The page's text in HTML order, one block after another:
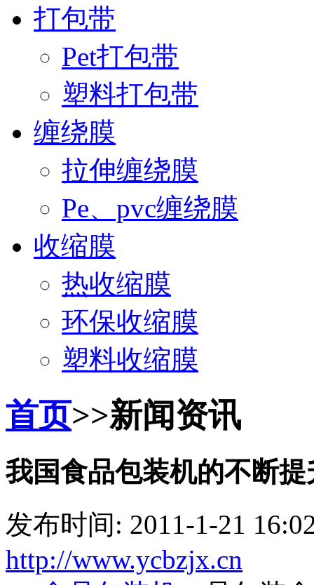
打包带
Pet打包带
塑料打包带
缠绕膜
拉伸缠绕膜
Pe、pvc缠绕膜
收缩膜
热收缩膜
环保收缩膜
塑料收缩膜
首页>>新闻资讯
我国食品包装机的不断提
发布时间: 2011-1-21
http://www.ycbzjx.cn